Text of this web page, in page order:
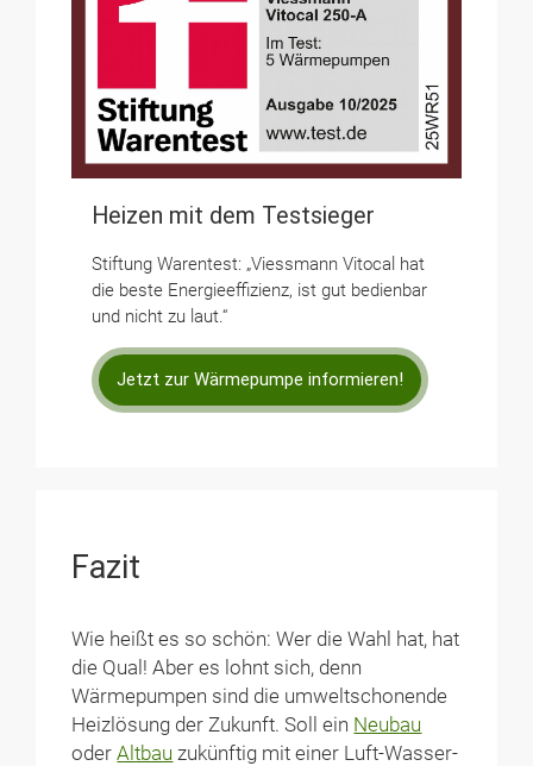
Heizen mit dem Testsieger
Stiftung Warentest: „Viessmann Vitocal hat
die beste Energieeffizienz, ist gut bedienbar
und nicht zu laut.“
Jetzt zur Wärmepumpe informieren!
Fazit
Wie heißt es so schön: Wer die Wahl hat, hat
die Qual! Aber es lohnt sich, denn
Wärmepumpen sind die umweltschonende
Heizlösung der Zukunft. Soll ein Neubau
oderAltbau zukünftig mit einer Luft-Wasser-